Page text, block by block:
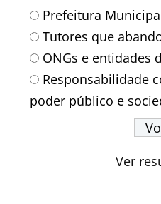
Prefeitura
Tutores que
ONGs e entidades
Responsabilidade
poder público e
Ver